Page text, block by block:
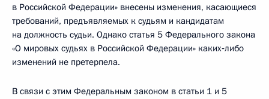
в Российской Федерации» внесены изменения, касающиеся
требований, предъявляемых к судьям и кандидатам
на должность судьи. Однако статья 5 Федерального закона
«О мировых судьях в Российской Федерации» каких‑либо
изменений не претерпела.
В связи с этим Федеральным законом в статьи 1 и 5